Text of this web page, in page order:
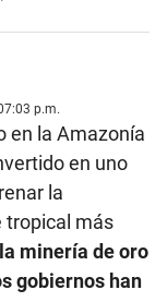
p.m.
en la Amazonía
en uno
la
tropical más
minería de oro
gobiernos han